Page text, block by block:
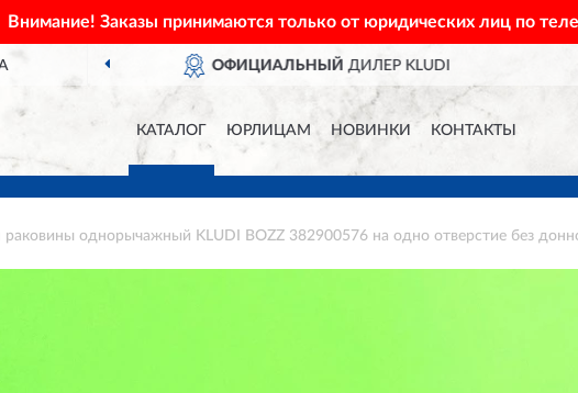
Внимание! Заказы принимаются только от юридических лиц по
ДИЛЕР KLUDI ПО
КАТАЛОГ ЮРЛИЦАМ НОВИНКИ КОНТАКТЫ
раковины однорычажный KLUDI BOZZ 382900576 на одно отверстие без